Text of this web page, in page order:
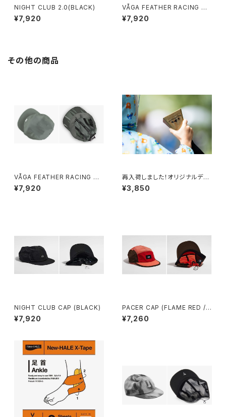
NIGHT CLUB 2.0(BLACK)
¥7,920
VÅGA FEATHER RACING CA
P (WHITE)
¥7,920
その他の商品
VÅGA FEATHER RACING CA
P (SAGE GREEN)
¥7,920
再入荷しました！オリジナルデザ
インのカウベル
¥3,850
NIGHT CLUB CAP (BLACK)
¥7,920
PACER CAP (FLAME RED /
CORAL / BROWN)
¥7,260